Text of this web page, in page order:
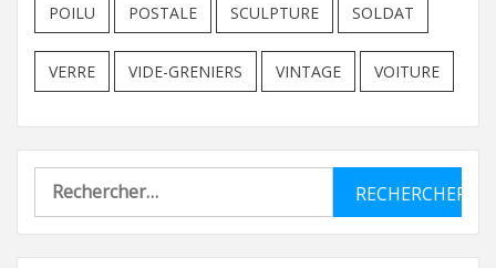
POILU POSTALE SCULPTURE SOLDAT
VERRE VIDE-GRENIERS VINTAGE VOITURE
Rechercher :